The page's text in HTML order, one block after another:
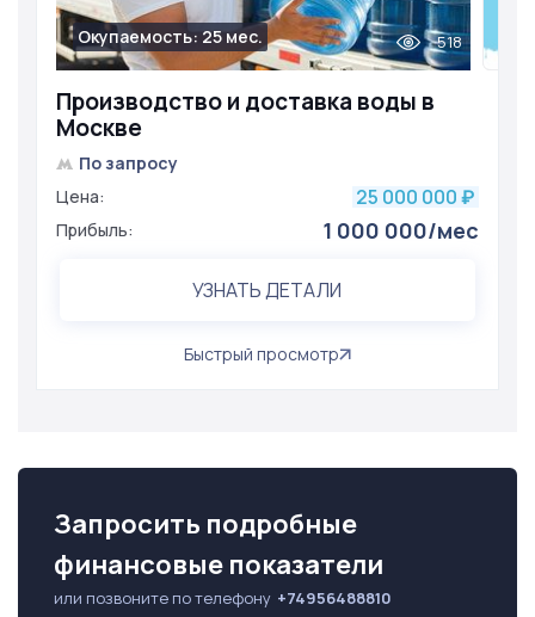
Производство и доставка воды в
Москве
Окупаемость: 25 мес. 518
По запросу
Цена:
25 000 000 ₽
Прибыль: 1 000 000/мес
УЗНАТЬ ДЕТАЛИ
Быстрый просмотр
Запросить подробные
финансовые показатели
или позвоните по телефону +74956488810